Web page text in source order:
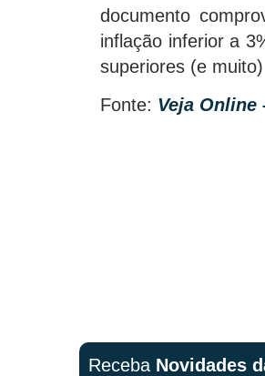
documento
inflação inferior a
superiores (e
Fonte: Veja Online
Receba Novidades